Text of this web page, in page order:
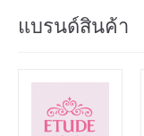
แบรนด์สินค้า